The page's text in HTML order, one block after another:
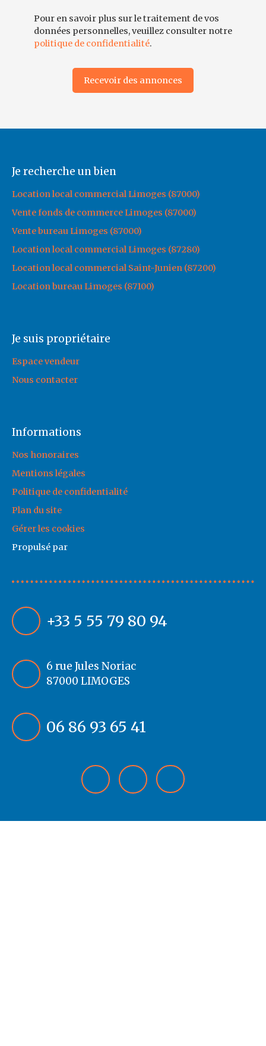
Pour en savoir plus sur le traitement de vos
données personnelles, veuillez consulter notre
politique de confidentialité.
Recevoir des annonces
Je recherche un bien
Location local commercial Limoges (87000)
Vente fonds de commerce Limoges (87000)
Vente bureau Limoges (87000)
Location local commercial Limoges (87280)
Location local commercial Saint-Junien (87200)
Location bureau Limoges (87100)
Je suis propriétaire
Espace vendeur
Nous contacter
Informations
Nos honoraires
Mentions légales
Politique de confidentialité
Plan du site
Gérer les cookies
Propulsé par
+33 5 55 79 80 94
6 rue Jules Noriac
87000 LIMOGES
06 86 93 65 41